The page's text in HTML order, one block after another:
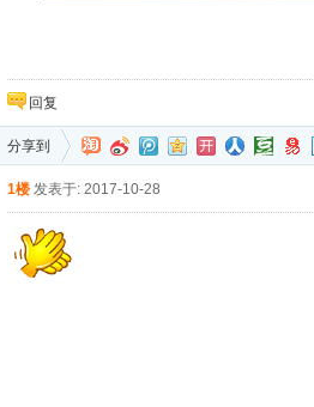
回复
分享到
1楼 发表于: 2017-10-28